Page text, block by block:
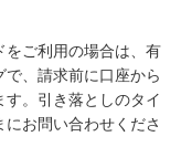
をご利用の場合は、有
、請求前に口座から
。引き落としのタイ
お問い合わせくださ